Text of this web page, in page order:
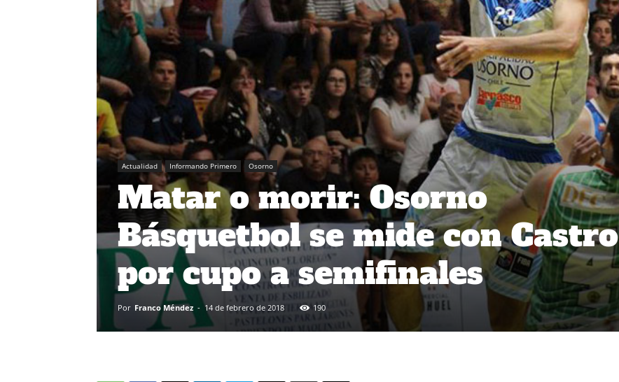
Actualidad Informando Primero Osorno
Matar o morir: Osorno
Básquetbol se mide con Castro
por cupo a semifinales
Por Franco Méndez - 14 de febrero de 2018 190